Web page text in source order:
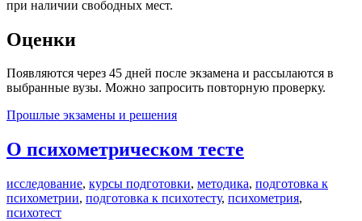
при наличии свободных мест.
Оценки
Появляются через 45 дней после экзамена и рассылаются в
выбранные вузы. Можно запросить повторную проверку.
Прошлые экзамены и решения
О психометрическом тесте
исследование, курсы подготовки, методика, подготовка к
психометрии, подготовка к психотесту, психометрия,
психотест